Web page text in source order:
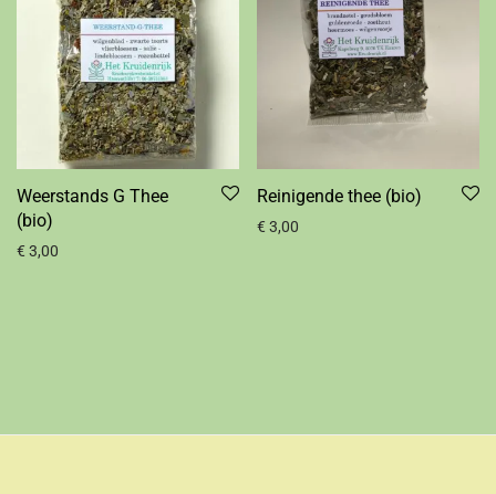
Weerstands G Thee
(bio)
€ 3,00
Reinigende thee (bio)
€ 3,00